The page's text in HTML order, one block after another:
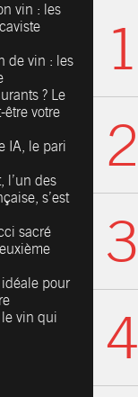
vin : les
de vin : les
? Le
votre
IA, le pari
l’un des
s’est
sacré
idéale pour
vin qui